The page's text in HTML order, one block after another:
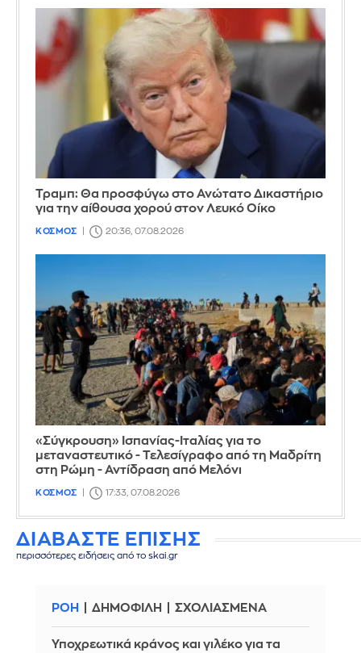
Τραμπ: Θα προσφύγω στο Ανώτατο Δικαστήριο
για την αίθουσα χορού στον Λευκό Οίκο
ΚΟΣΜΟΣ 20:36, 07.08.2026
«Σύγκρουση» Ισπανίας-Ιταλίας για το
μεταναστευτικό - Τελεσίγραφο από τη Μαδρίτη
στη Ρώμη - Αντίδραση από Μελόνι
ΚΟΣΜΟΣ 17:33, 07.08.2026
ΔΙΑΒΑΣΤΕ ΕΠΙΣΗΣ
περισσότερες ειδήσεις από το skai.gr
ΡΟΗ ΔΗΜΟΦΙΛΗ ΣΧΟΛΙΑΣΜΕΝΑ
Υποχρεωτικά κράνος και γιλέκο για τα